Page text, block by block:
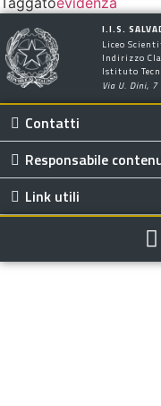
I.I.S.
Liceo
Indirizzo
Istituto
Via U. Dini,
Contatti
Responsabile
Link utili